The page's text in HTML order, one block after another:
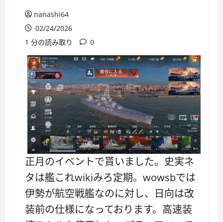
nanashi64
02/24/2026
1 分の読み取り
0
正月のイベントで貰いました。史実ネ
タは艦これwikiみろ定期。wowsbでは
伊勢が航空戦艦なのに対し、日向は改
装前の仕様になっております。高速装